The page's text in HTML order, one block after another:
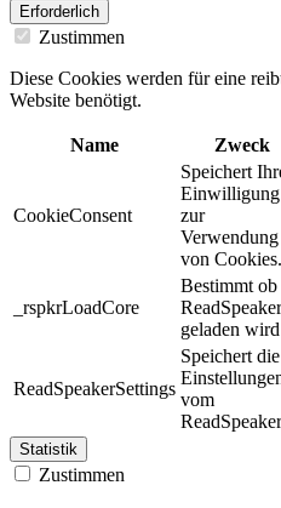
Erforderlich
Zustimmen
Diese Cookies werden für eine
Website benötigt.
Name Zweck
CookieConsent
Speichert
Einwilligung
zur
Verwendung
von Cookies.
_rspkrLoadCore
Bestimmt ob
ReadSpeaker
geladen wird
ReadSpeakerSettings
Speichert die
vom
ReadSpeaker
Statistik
Zustimmen